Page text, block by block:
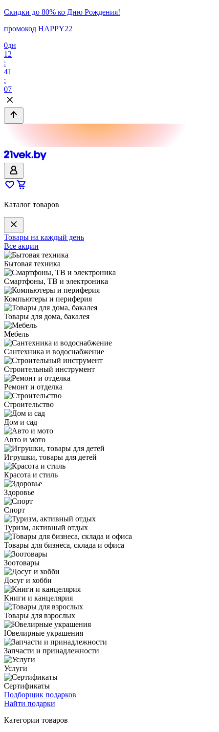
Скидки до 80% ко Дню Рождения!
промокод HAPPY22
0дн
12
:
41
:
07
Каталог товаров
Товары на каждый день
Все акции
Бытовая техника
Смартфоны, ТВ и электроника
Компьютеры и периферия
Товары для дома, бакалея
Мебель
Сантехника и водоснабжение
Строительный инструмент
Ремонт и отделка
Строительство
Дом и сад
Авто и мото
Игрушки, товары для детей
Красота и стиль
Здоровье
Спорт
Туризм, активный отдых
Товары для бизнеса, склада и офиса
Зоотовары
Досуг и хобби
Книги и канцелярия
Товары для взрослых
Ювелирные украшения
Запчасти и принадлежности
Услуги
Сертификаты
Подборщик подарков
Найти подарки
Категории товаров